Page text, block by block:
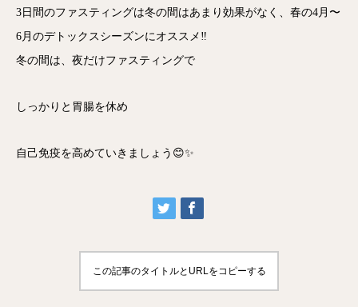
3日間のファスティングは冬の間はあまり効果がなく、春の4月〜
6月のデトックスシーズンにオススメ‼️
冬の間は、夜だけファスティングで
しっかりと胃腸を休め
自己免疫を高めていきましょう😊✨
この記事のタイトルとURLをコピーする